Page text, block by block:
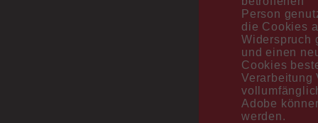
Person
die Cookies
Widerspruch
und einen
Cookies
Verarbeitung
Adobe
werden.